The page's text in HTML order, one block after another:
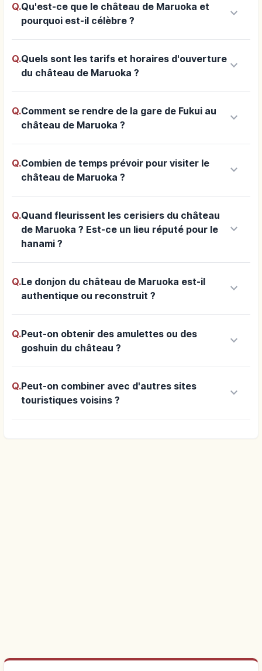
Q.Qu'est-ce que le château de Maruoka et
pourquoi est-il célèbre ?
keyboard_arrow_down
Q.Quels sont les tarifs et horaires d'ouverture
du château de Maruoka ?
keyboard_arrow_down
Q.Comment se rendre de la gare de Fukui au
château de Maruoka ?
keyboard_arrow_down
Q.Combien de temps prévoir pour visiter le
château de Maruoka ?
keyboard_arrow_down
Q.Quand fleurissent les cerisiers du château
de Maruoka ? Est-ce un lieu réputé pour le
hanami ?
keyboard_arrow_down
Q.Le donjon du château de Maruoka est-il
authentique ou reconstruit ?
keyboard_arrow_down
Q.Peut-on obtenir des amulettes ou des
goshuin du château ?
keyboard_arrow_down
Q.Peut-on combiner avec d'autres sites
touristiques voisins ?
keyboard_arrow_down